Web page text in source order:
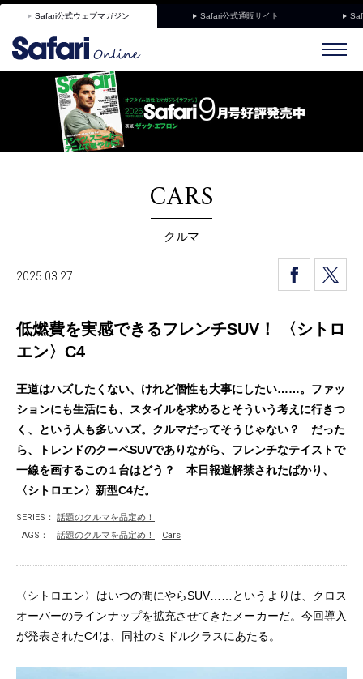
Safari公式ウェブマガジン Safari公式通販サイト
CARS
クルマ
2025.03.27
低燃費を実感できるフレンチSUV！ 〈シトロ
エン〉C4
王道はハズしたくない、けれど個性も大事にしたい……。ファッ
ションにも生活にも、スタイルを求めるとそういう考えに行きつ
く、という人も多いハズ。クルマだってそうじゃない？ だった
ら、トレンドのクーペSUVでありながら、フレンチなテイストで
一線を画するこの１台はどう？ 本日報道解禁されたばかり、
〈シトロエン〉新型C4だ。
SERIES：
話題のクルマを品定め！
TAGS：
話題のクルマを品定め！ Cars
〈シトロエン〉はいつの間にやらSUV……というよりは、クロス
オーバーのラインナップを拡充させてきたメーカーだ。今回導入
が発表されたC4は、同社のミドルクラスにあたる。